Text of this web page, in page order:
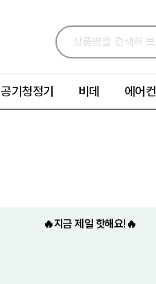
공기청정기 비데 에어컨
🔥지금 제일 핫해요!🔥